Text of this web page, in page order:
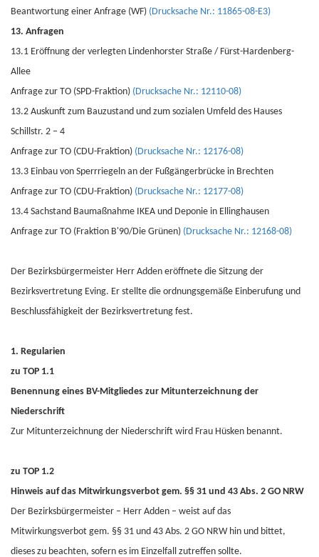
Beantwortung einer Anfrage (WF) (Drucksache Nr.: 11865-08-E3)
13. Anfragen
13.1 Eröffnung der verlegten Lindenhorster Straße / Fürst-Hardenberg-
Allee
Anfrage zur TO (SPD-Fraktion) (Drucksache Nr.: 12110-08)
13.2 Auskunft zum Bauzustand und zum sozialen Umfeld des Hauses
Schillstr. 2 – 4
Anfrage zur TO (CDU-Fraktion) (Drucksache Nr.: 12176-08)
13.3 Einbau von Sperrriegeln an der Fußgängerbrücke in Brechten
Anfrage zur TO (CDU-Fraktion) (Drucksache Nr.: 12177-08)
13.4 Sachstand Baumaßnahme IKEA und Deponie in Ellinghausen
Anfrage zur TO (Fraktion B'90/Die Grünen) (Drucksache Nr.: 12168-08)
Der Bezirksbürgermeister Herr Adden eröffnete die Sitzung der
Bezirksvertretung Eving. Er stellte die ordnungsgemäße Einberufung und
Beschlussfähigkeit der Bezirksvertretung fest.
1. Regularien
zu TOP 1.1
Benennung eines BV-Mitgliedes zur Mitunterzeichnung der
Niederschrift
Zur Mitunterzeichnung der Niederschrift wird Frau Hüsken benannt.
zu TOP 1.2
Hinweis auf das Mitwirkungsverbot gem. §§ 31 und 43 Abs. 2 GO NRW
Der Bezirksbürgermeister – Herr Adden – weist auf das
Mitwirkungsverbot gem. §§ 31 und 43 Abs. 2 GO NRW hin und bittet,
dieses zu beachten, sofern es im Einzelfall zutreffen sollte.